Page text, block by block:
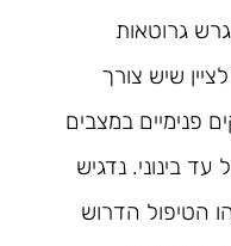
גרוטאות
שיש צורך
פנימיים במצבים
בינוני. נדגיש
הטיפול הדרוש